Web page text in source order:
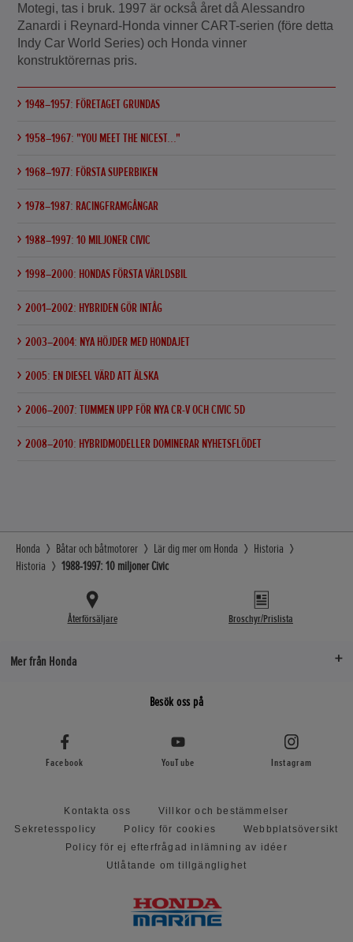
Motegi, tas i bruk. 1997 är också året då Alessandro
Zanardi i Reynard-Honda vinner CART-serien (före detta
Indy Car World Series) och Honda vinner
konstruktörernas pris.
1948–1957: FÖRETAGET GRUNDAS
1958–1967: "YOU MEET THE NICEST..."
1968–1977: FÖRSTA SUPERBIKEN
1978–1987: RACINGFRAMGÅNGAR
1988–1997: 10 MILJONER CIVIC
1998–2000: HONDAS FÖRSTA VÄRLDSBIL
2001–2002: HYBRIDEN GÖR INTÅG
2003–2004: NYA HÖJDER MED HONDAJET
2005: EN DIESEL VÄRD ATT ÄLSKA
2006–2007: TUMMEN UPP FÖR NYA CR-V OCH CIVIC 5D
2008–2010: HYBRIDMODELLER DOMINERAR NYHETSFLÖDET
Honda Båtar och båtmotorer Lär dig mer om Honda
Historia
Historia
1988-1997: 10 miljoner Civic
Återförsäljare Broschyr/Prislista
Mer från Honda
Besök oss på
Facebook YouTube Instagram
Kontakta oss
Villkor och bestämmelser
Sekretesspolicy
Policy för cookies
Webbplatsöversikt
Policy för ej efterfrågad inlämning av idéer
Utlåtande om tillgänglighet